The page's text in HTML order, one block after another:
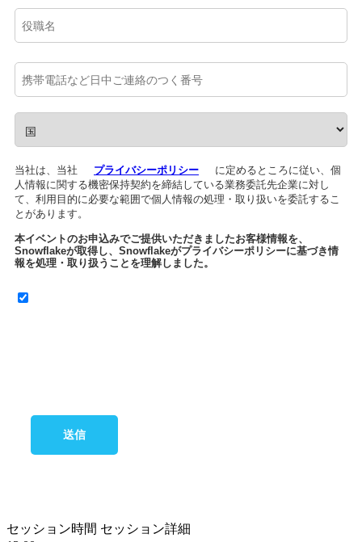
当社は、当社 プライバシーポリシー
に定めるところに従い、個
人情報に関する機密保持契約を締結している業務委託先企業に対し
て、利用目的に必要な範囲で個人情報の処理・取り扱いを委託するこ
とがあります。
本イベントのお申込みでご提供いただきましたお客様情報を、
Snowflakeが取得し、Snowflakeがプライバシーポリシーに基づき情
報を処理・取り扱うことを理解しました。
送信
セッション時間 セッション詳細